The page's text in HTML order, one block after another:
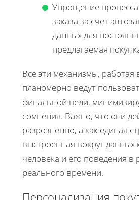
Упрощение
заказа за счет
данных для
предлагаемая
Все эти механизмы, работая
планомерно ведут
финальной цели,
сомнения. Важно, что они
разрозненно, а как единая
выстроенная вокруг данных
человека и его поведения в
реального времени.
Персонализация